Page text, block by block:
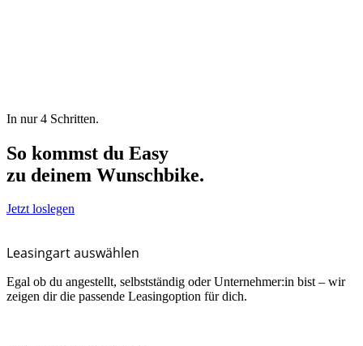
In nur 4 Schritten.
So kommst du Easy
zu deinem Wunschbike.
Jetzt loslegen
Leasingart auswählen
Egal ob du angestellt, selbstständig oder Unternehmer:in bist – wir
zeigen dir die passende Leasingoption für dich.